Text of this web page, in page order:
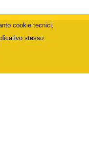
cookie tecnici,
stesso.